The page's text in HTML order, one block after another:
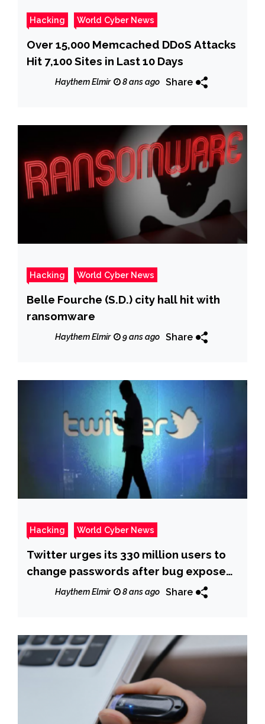
Hacking World Cyber News
Over 15,000 Memcached DDoS Attacks
Hit 7,100 Sites in Last 10 Days
Haythem Elmir 8 ans ago Share
Hacking World Cyber News
Belle Fourche (S.D.) city hall hit with
ransomware
Haythem Elmir 9 ans ago Share
Hacking World Cyber News
Twitter urges its 330 million users to
change passwords after bug exposed
them in plain text
Haythem Elmir 8 ans ago Share